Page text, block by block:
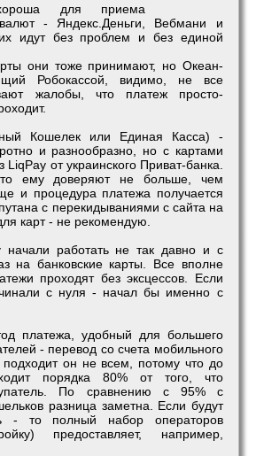
для приема
- Яндекс.Деньги, Вебмани и
идут без проблем и без единой
они тоже принимают, но Океан-
Робокассой, видимо, не все
жалобы, что платеж просто-
Кошелек или Единая Касса) -
и разнообразно, но с картами
LiqPay от украинского Приват-банка.
ему доверяют не больше, чем
и процедура платежа получается
с перекидываниями с сайта на
карт - не рекомендую.
работать не так давно и с
на банковские карты. Все вполне
проходят без эксцессов. Если
с нуля - начал бы именно с
платежа, удобный для большего
- перевод со счета мобильного
он не всем, потому что до
порядка 80% от того, что
По сравнению с 95% с
разница заметна. Если будут
- то полный набор операторов
предоставляет, например,